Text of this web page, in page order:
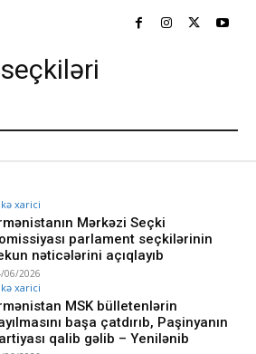
xarici
Mərkəzi Seçki
parlament seçkilərinin
nəticələrini açıqlayıb
06/2026
xarici
MSK bülletenlərin
başa çatdırıb, Paşinyanın
qalib gəlib – Yenilənib